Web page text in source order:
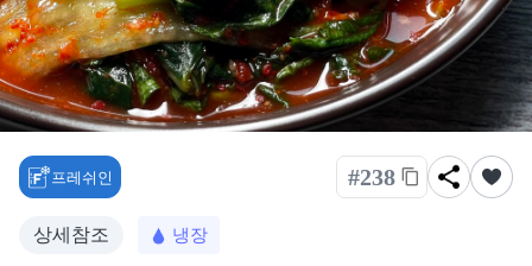
프레쉬인 #238
상세참조 냉장